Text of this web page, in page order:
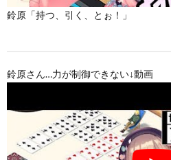
鈴原「持つ、引く、とぉ！」
鈴原さん…力が制御できない↓動画